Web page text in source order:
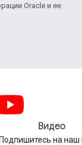
Oracle и ее
Видео
Подпишитесь на наш